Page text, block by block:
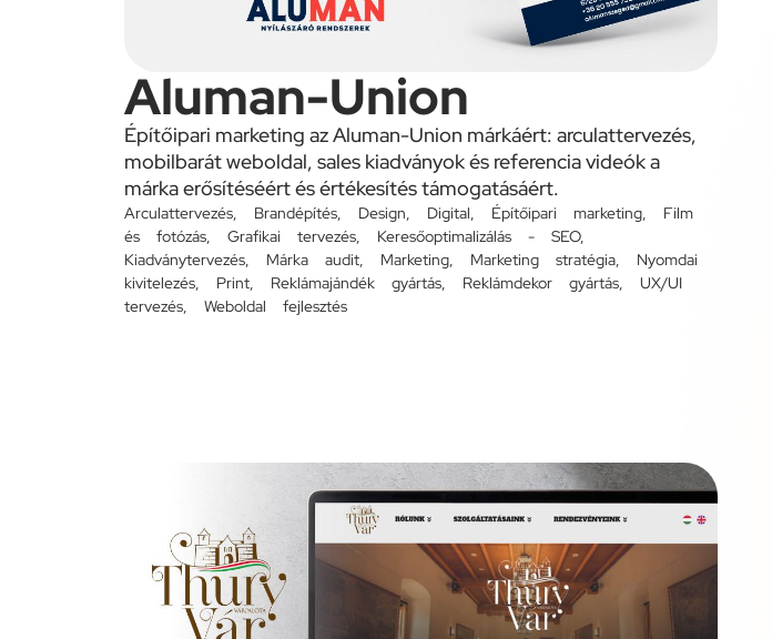
Aluman-Union
Építőipari marketing az Aluman-Union márkáért: arculattervezés,
mobilbarát weboldal, sales kiadványok és referencia videók a
márka erősítéséért és értékesítés támogatásáért.
Arculattervezés, Brandépítés, Design, Digital, Építőipari marketing, Film
és fotózás, Grafikai tervezés, Keresőoptimalizálás - SEO,
Kiadványtervezés, Márka audit, Marketing, Marketing stratégia, Nyomdai
kivitelezés, Print, Reklámajándék gyártás, Reklámdekor gyártás, UX/UI
tervezés, Weboldal fejlesztés